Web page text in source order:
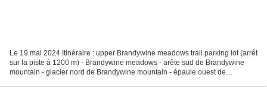
Le 19 mai 2024 Itinéraire : upper Brandywine meadows trail parking lot (arrêt
sur la piste à 1200 m) - Brandywine meadows - arête sud de Brandywine
mountain - glacier nord de Brandywine mountain - épaule ouest de